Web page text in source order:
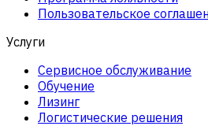
Пользовательское
Услуги
Сервисное обслуживание
Обучение
Лизинг
Логистические решения